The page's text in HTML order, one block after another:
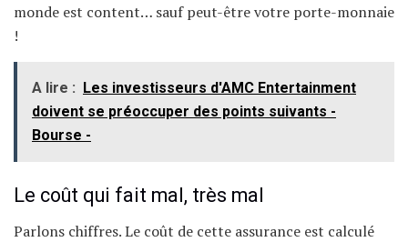
monde est content… sauf peut-être votre porte-monnaie
!
A lire :
Les investisseurs d'AMC Entertainment
doivent se préoccuper des points suivants -
Bourse -
Le coût qui fait mal, très mal
Parlons chiffres. Le coût de cette assurance est calculé